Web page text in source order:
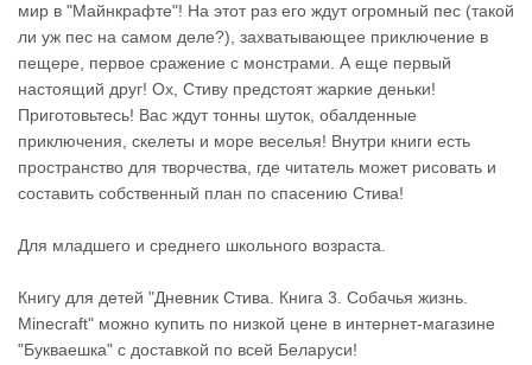
мир в "Майнкрафте"! На этот раз его ждут огромный пес (такой
ли уж пес на самом деле?), захватывающее приключение в
пещере, первое сражение с монстрами. А еще первый
настоящий друг! Ох, Стиву предстоят жаркие деньки!
Приготовьтесь! Вас ждут тонны шуток, обалденные
приключения, скелеты и море веселья! Внутри книги есть
пространство для творчества, где читатель может рисовать и
составить собственный план по спасению Стива!
Для младшего и среднего школьного возраста.
Книгу для детей "Дневник Стива. Книга 3. Собачья жизнь.
Minecraft" можно купить по низкой цене в интернет-магазине
"Букваешка" с доставкой по всей Беларуси!